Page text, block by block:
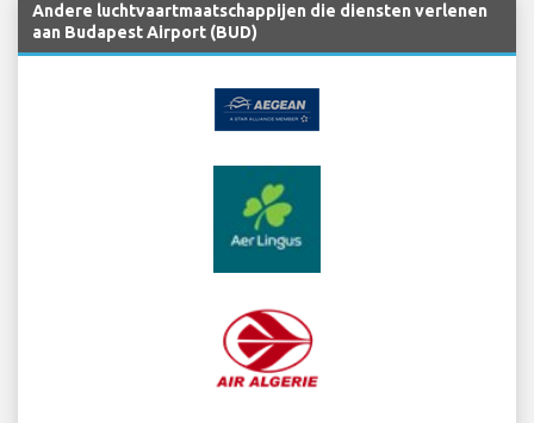
Andere luchtvaartmaatschappijen die diensten verlenen
aan Budapest Airport (BUD)